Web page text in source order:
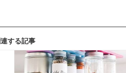
する記事